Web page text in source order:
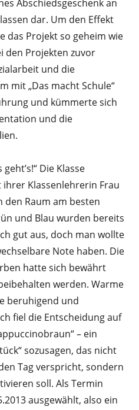
Abschiedsgeschenk an
dar. Um den Effekt
das Projekt so geheim wie
den Projekten zuvor
und die
mit „Das macht Schule“
und kümmerte sich
und die
Die Klasse
Klassenlehrerin Frau
den Raum am besten
und Blau wurden bereits
gut aus, doch man wollte
Note haben. Die
hatte sich bewährt
werden. Warme
beruhigend und
fiel die Entscheidung auf
– ein
sozusagen, das nicht
Tag verspricht, sondern
soll. Als Termin
ausgewählt, also ein